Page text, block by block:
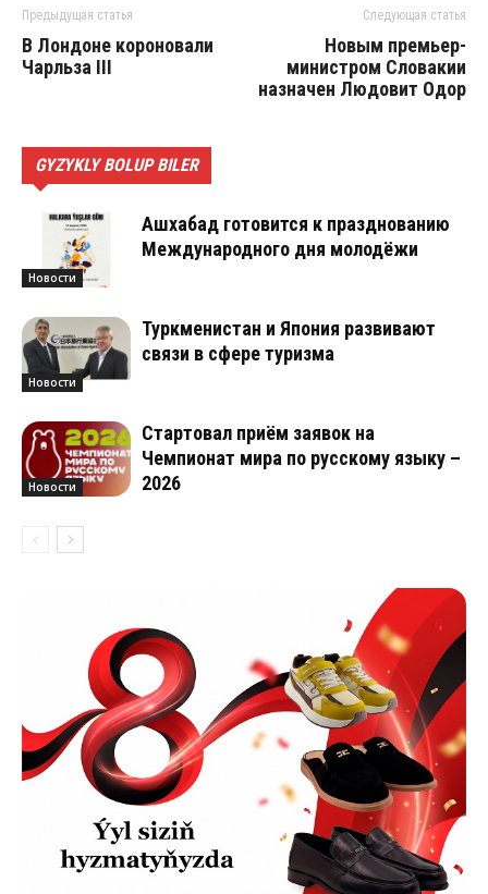
Предыдущая статья
В Лондоне короновали
Чарльза III
Следующая статья
Новым премьер-
министром Словакии
назначен Людовит Одор
GYZYKLY BOLUP BILER
Новости
Ашхабад готовится к празднованию
Международного дня молодёжи
Новости
Туркменистан и Япония развивают
связи в сфере туризма
Новости
Стартовал приём заявок на
Чемпионат мира по русскому языку –
2026